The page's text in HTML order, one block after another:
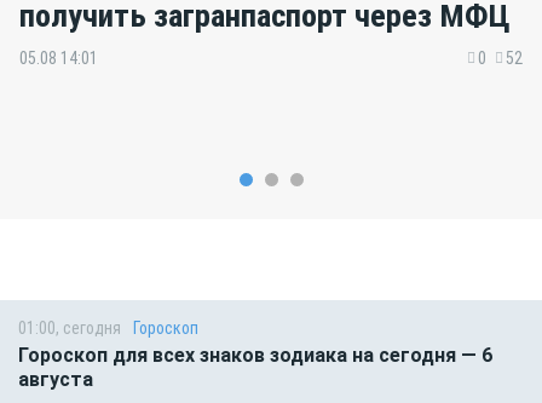
получить загранпаспорт через МФЦ
05.08 14:01 0 52
01:00, сегодня Гороскоп
Гороскоп для всех знаков зодиака на сегодня — 6
августа